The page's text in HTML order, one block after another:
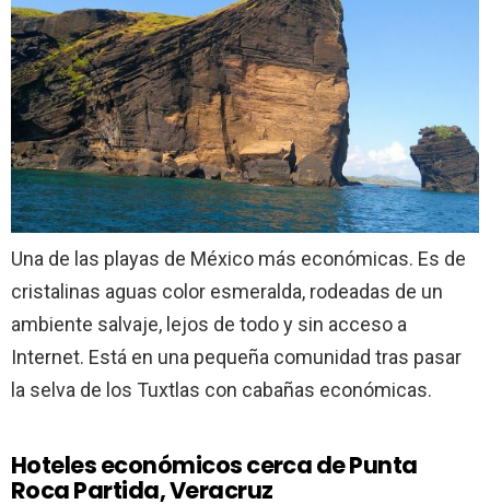
Una de las playas de México más económicas. Es de
cristalinas aguas color esmeralda, rodeadas de un
ambiente salvaje, lejos de todo y sin acceso a
Internet. Está en una pequeña comunidad tras pasar
la selva de los Tuxtlas con cabañas económicas.
Hoteles económicos cerca de Punta
Roca Partida, Veracruz